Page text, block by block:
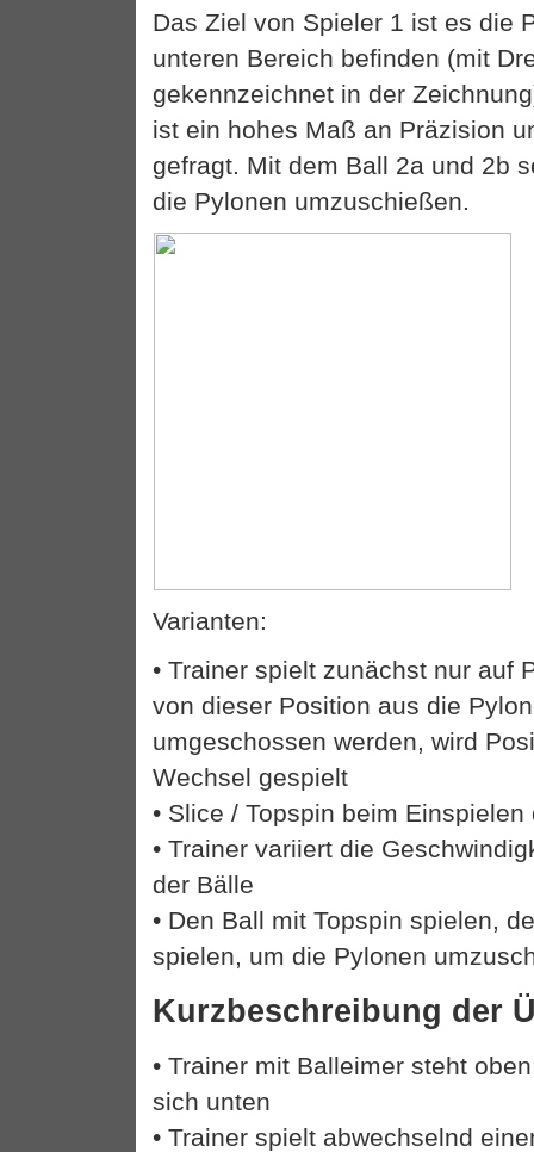
Das Ziel von Spieler 1 ist es die
unteren Bereich befinden (mit
gekennzeichnet in der
ist ein hohes Maß an Präzision
gefragt. Mit dem Ball 2a und 2b
die Pylonen umzuschießen.
Varianten:
• Trainer spielt zunächst nur auf
von dieser Position aus die
umgeschossen werden, wird
Wechsel gespielt
• Slice / Topspin beim
• Trainer variiert die
der Bälle
• Den Ball mit Topspin spielen,
spielen, um die Pylonen
Kurzbeschreibung der
• Trainer mit Balleimer steht
sich unten
• Trainer spielt abwechselnd